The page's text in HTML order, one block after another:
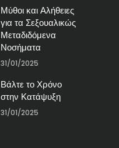
Μύθοι και Αλήθειες
για τα Σεξουαλικώς
Μεταδιδόμενα
Νοσήματα
31/01/2025
Βάλτε το Χρόνο
στην Κατάψυξη
31/01/2025